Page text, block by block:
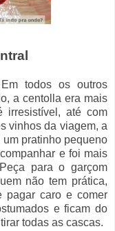
todos os outros
a centolla era mais
irresistível, até com
vinhos da viagem, a
pratinho pequeno
e foi mais
para o garçom
não tem prática,
pagar caro e comer
e ficam do
todas as cascas.